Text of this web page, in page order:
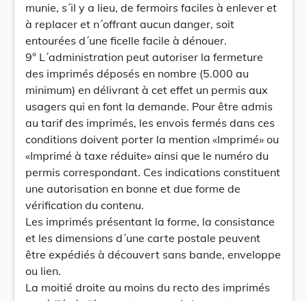
munie, s´il y a lieu, de fermoirs faciles à enlever et
à replacer et n´offrant aucun danger, soit
entourées d´une ficelle facile à dénouer.
9° L´administration peut autoriser la fermeture
des imprimés déposés en nombre (5.000 au
minimum) en délivrant à cet effet un permis aux
usagers qui en font la demande. Pour être admis
au tarif des imprimés, les envois fermés dans ces
conditions doivent porter la mention «Imprimé» ou
«Imprimé à taxe réduite» ainsi que le numéro du
permis correspondant. Ces indications constituent
une autorisation en bonne et due forme de
vérification du contenu.
Les imprimés présentant la forme, la consistance
et les dimensions d´une carte postale peuvent
être expédiés à découvert sans bande, enveloppe
ou lien.
La moitié droite au moins du recto des imprimés